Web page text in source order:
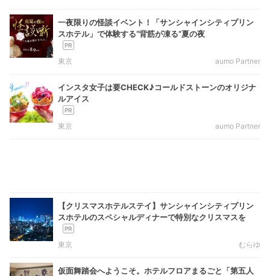
一夜限りの怪談イベント！「サンシャインシティプリン
スホテル」で体験する“背筋が凍る”夏の夜
東京 aumo Partner
インスタ女子は要CHECK♪コールドストーンのオリジナ
ルアイス
東京 aumo Partner
【クリスマスホテルステイ】サンシャインシティプリン
スホテルのスペシャルディナーで特別なクリスマスを
東京 むらゆ
仮面舞踏会へようこそ。ホテルフロアまるごと「第五人